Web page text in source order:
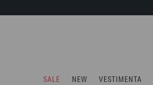
SALE NEW VESTIMENTA